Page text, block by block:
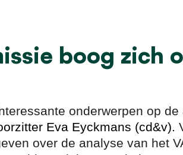
boog zich
onderwerpen op
Eva Eyckmans (cd&v).
over de analyse van het